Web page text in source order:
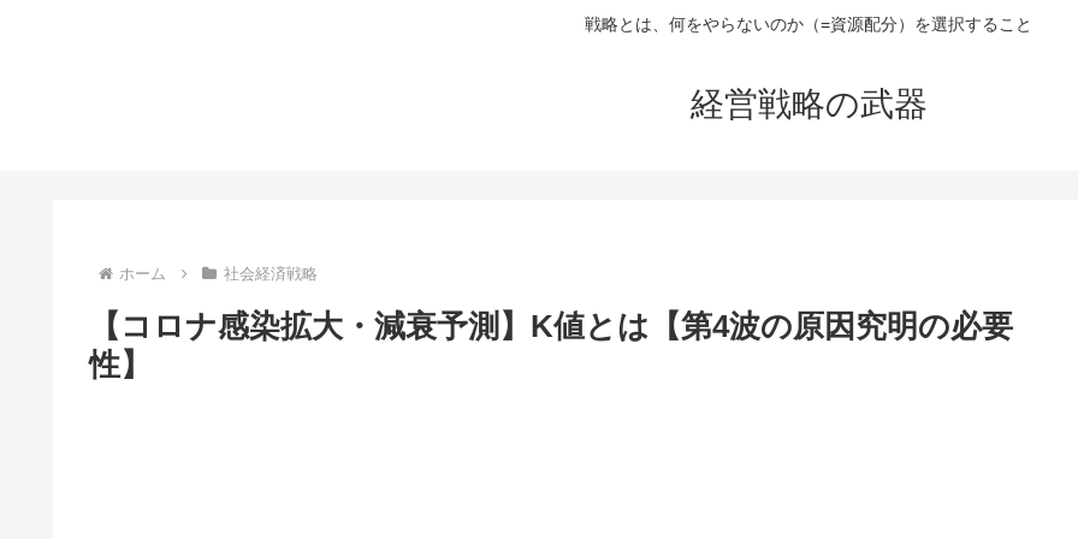
戦略とは、何をやらないのか（=資源配分）を選択すること
経営戦略の武器
ホーム 社会経済戦略
【コロナ感染拡大・減衰予測】K値とは【第4波の原因究明の必要
性】